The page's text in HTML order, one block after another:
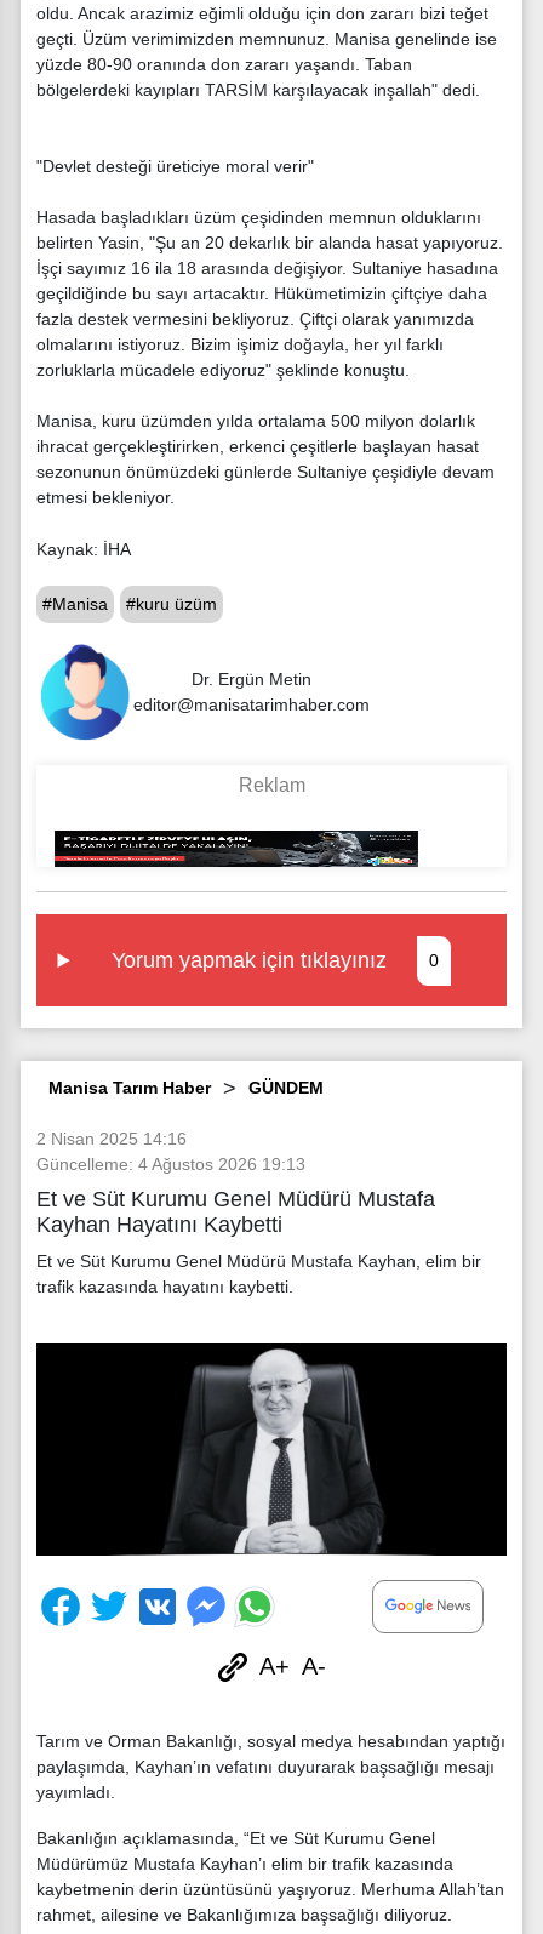
oldu. Ancak arazimiz eğimli olduğu için don zararı bizi teğet
geçti. Üzüm verimimizden memnunuz. Manisa genelinde ise
yüzde 80-90 oranında don zararı yaşandı. Taban
bölgelerdeki kayıpları TARSİM karşılayacak inşallah" dedi.
"Devlet desteği üreticiye moral verir"
Hasada başladıkları üzüm çeşidinden memnun olduklarını
belirten Yasin, "Şu an 20 dekarlık bir alanda hasat yapıyoruz.
İşçi sayımız 16 ila 18 arasında değişiyor. Sultaniye hasadına
geçildiğinde bu sayı artacaktır. Hükümetimizin çiftçiye daha
fazla destek vermesini bekliyoruz. Çiftçi olarak yanımızda
olmalarını istiyoruz. Bizim işimiz doğayla, her yıl farklı
zorluklarla mücadele ediyoruz" şeklinde konuştu.
Manisa, kuru üzümden yılda ortalama 500 milyon dolarlık
ihracat gerçekleştirirken, erkenci çeşitlerle başlayan hasat
sezonunun önümüzdeki günlerde Sultaniye çeşidiyle devam
etmesi bekleniyor.
Kaynak: İHA
#Manisa #kuru üzüm
Dr. Ergün Metin
editor@manisatarimhaber.com
Yorum yapmak için tıklayınız 0
Manisa Tarım Haber GÜNDEM
2 Nisan 2025 14:16
Güncelleme: 4 Ağustos 2026 19:13
Et ve Süt Kurumu Genel Müdürü Mustafa
Kayhan Hayatını Kaybetti
Et ve Süt Kurumu Genel Müdürü Mustafa Kayhan, elim bir
trafik kazasında hayatını kaybetti.
A+ A-
Tarım ve Orman Bakanlığı, sosyal medya hesabından yaptığı
paylaşımda, Kayhan’ın vefatını duyurarak başsağlığı mesajı
yayımladı.
Bakanlığın açıklamasında, “Et ve Süt Kurumu Genel
Müdürümüz Mustafa Kayhan’ı elim bir trafik kazasında
kaybetmenin derin üzüntüsünü yaşıyoruz. Merhuma Allah’tan
rahmet, ailesine ve Bakanlığımıza başsağlığı diliyoruz.